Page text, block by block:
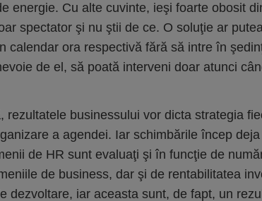
energie. Cu alte cuvinte, ieşi foarte obosit
spectator şi nu ştii de ce. O soluţie ar
calendar ora respectivă fără să intre în
de el, să poată interveni doar atunci
rezultatele businessului vor dicta strategia
a agendei. Iar schimbările încep
de HR sunt evaluaţi şi în funcţie de
de business, dar şi de rentabilitatea
dezvoltare, iar aceasta sunt, de fapt, un